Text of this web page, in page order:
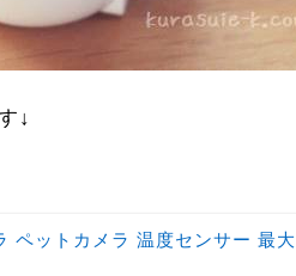
↓
ペットカメラ 温度センサー 最大